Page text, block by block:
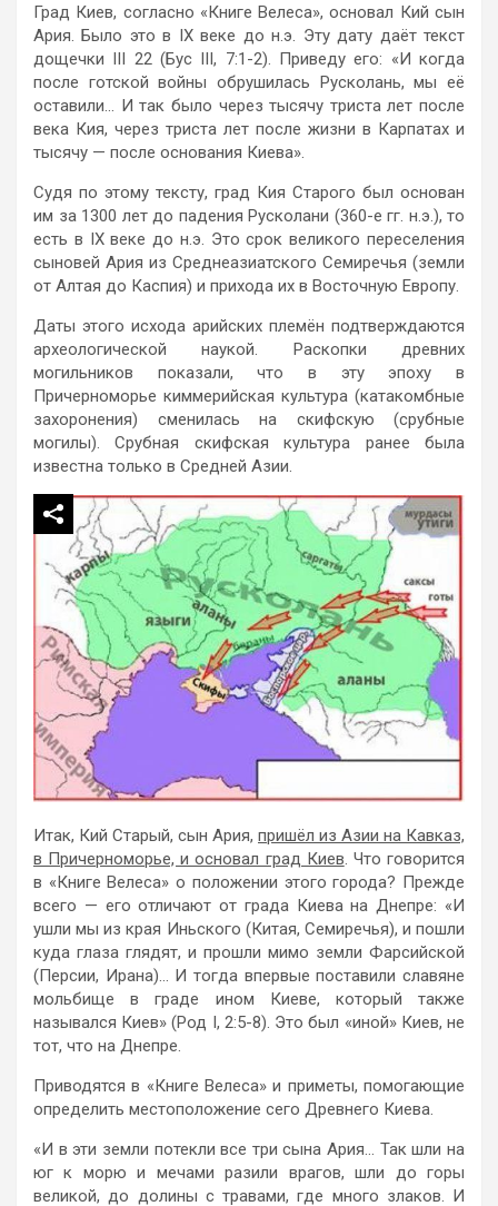
Град Киев, согласно «Книге Велеса», основал Кий сын
Ария. Было это в IX веке до н.э. Эту дату даёт текст
дощечки III 22 (Бус III, 7:1-2). Приведу его: «И когда
после готской войны обрушилась Русколань, мы её
оставили… И так было через тысячу триста лет после
века Кия, через триста лет после жизни в Карпатах и
тысячу — после основания Киева».
Судя по этому тексту, град Кия Старого был основан
им за 1300 лет до падения Русколани (360-е гг. н.э.), то
есть в IX веке до н.э. Это срок великого переселения
сыновей Ария из Среднеазиатского Семиречья (земли
от Алтая до Каспия) и прихода их в Восточную Европу.
Даты этого исхода арийских племён подтверждаются
археологической наукой. Раскопки древних
могильников показали, что в эту эпоху в
Причерноморье киммерийская культура (катакомбные
захоронения) сменилась на скифскую (срубные
могилы). Срубная скифская культура ранее была
известна только в Средней Азии.
Итак, Кий Старый, сын Ария, пришёл из Азии на Кавказ,
в Причерноморье, и основал град Киев. Что говорится
в «Книге Велеса» о положении этого города? Прежде
всего — его отличают от града Киева на Днепре: «И
ушли мы из края Иньского (Китая, Семиречья), и пошли
куда глаза глядят, и прошли мимо земли Фарсийской
(Персии, Ирана)… И тогда впервые поставили славяне
мольбище в граде ином Киеве, который также
назывался Киев» (Род I, 2:5-8). Это был «иной» Киев, не
тот, что на Днепре.
Приводятся в «Книге Велеса» и приметы, помогающие
определить местоположение сего Древнего Киева.
«И в эти земли потекли все три сына Ария… Так шли на
юг к морю и мечами разили врагов, шли до горы
великой, до долины с травами, где много злаков. И